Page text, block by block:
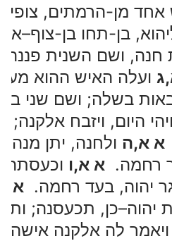
אחד מן-הרמתים,
בן-תחו בן-
ושם השנית פננה;
ועלה האיש ההוא
בשלה; ושם שני
ויהי היום, ויזבח
א א,ה ולחנה, יתן
רחמה.א א,ו וכעסתה
יהוה, בעד רחמה.א
יהוה–כן, תכעסנה;
ויאמר לה אלקנה